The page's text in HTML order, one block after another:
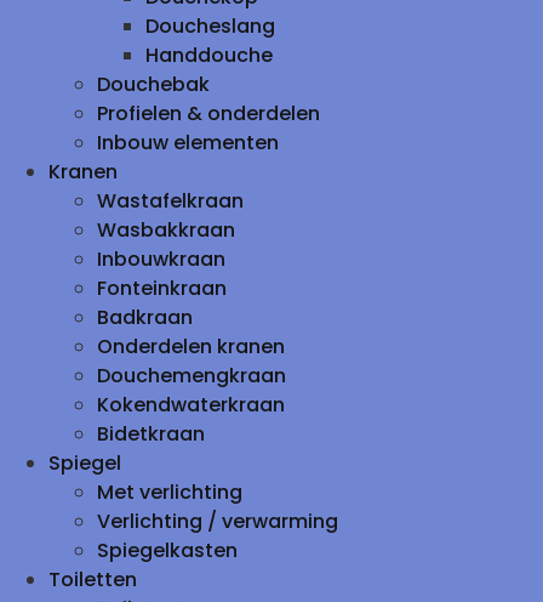
Doucheslang
Handdouche
Douchebak
Profielen & onderdelen
Inbouw elementen
Kranen
Wastafelkraan
Wasbakkraan
Inbouwkraan
Fonteinkraan
Badkraan
Onderdelen kranen
Douchemengkraan
Kokendwaterkraan
Bidetkraan
Spiegel
Met verlichting
Verlichting / verwarming
Spiegelkasten
Toiletten